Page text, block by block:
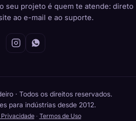
seu projeto é quem te atende: direto
ao e-mail e ao suporte.
· Todos os direitos reservados.
para indústrias desde 2012.
· Termos de Uso